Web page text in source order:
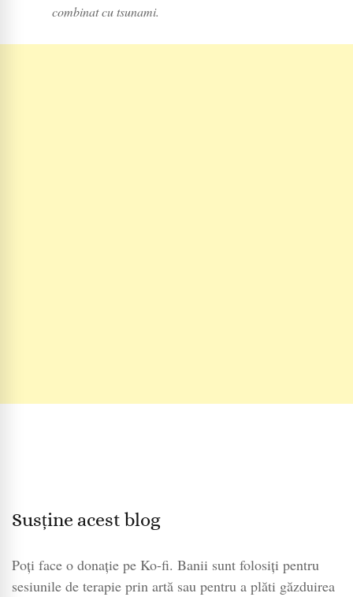
combinat cu tsunami.
Susține acest blog
Poți face o donație pe Ko-fi. Banii sunt folosiți pentru
sesiunile de terapie prin artă sau pentru a plăti găzduirea